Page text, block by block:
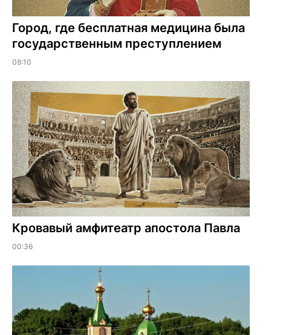
Город, где бесплатная медицина была
государственным преступлением
08:10
​Кровавый амфитеатр апостола Павла
00:36